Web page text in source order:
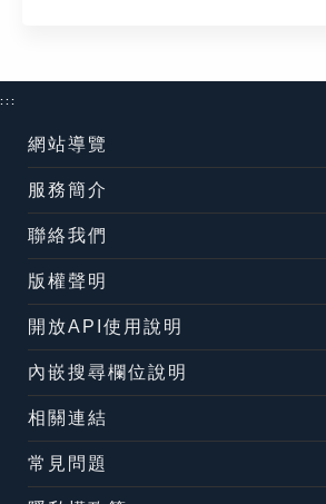
:::
網站導覽
服務簡介
聯絡我們
版權聲明
開放API使用說明
內嵌搜尋欄位說明
相關連結
常見問題